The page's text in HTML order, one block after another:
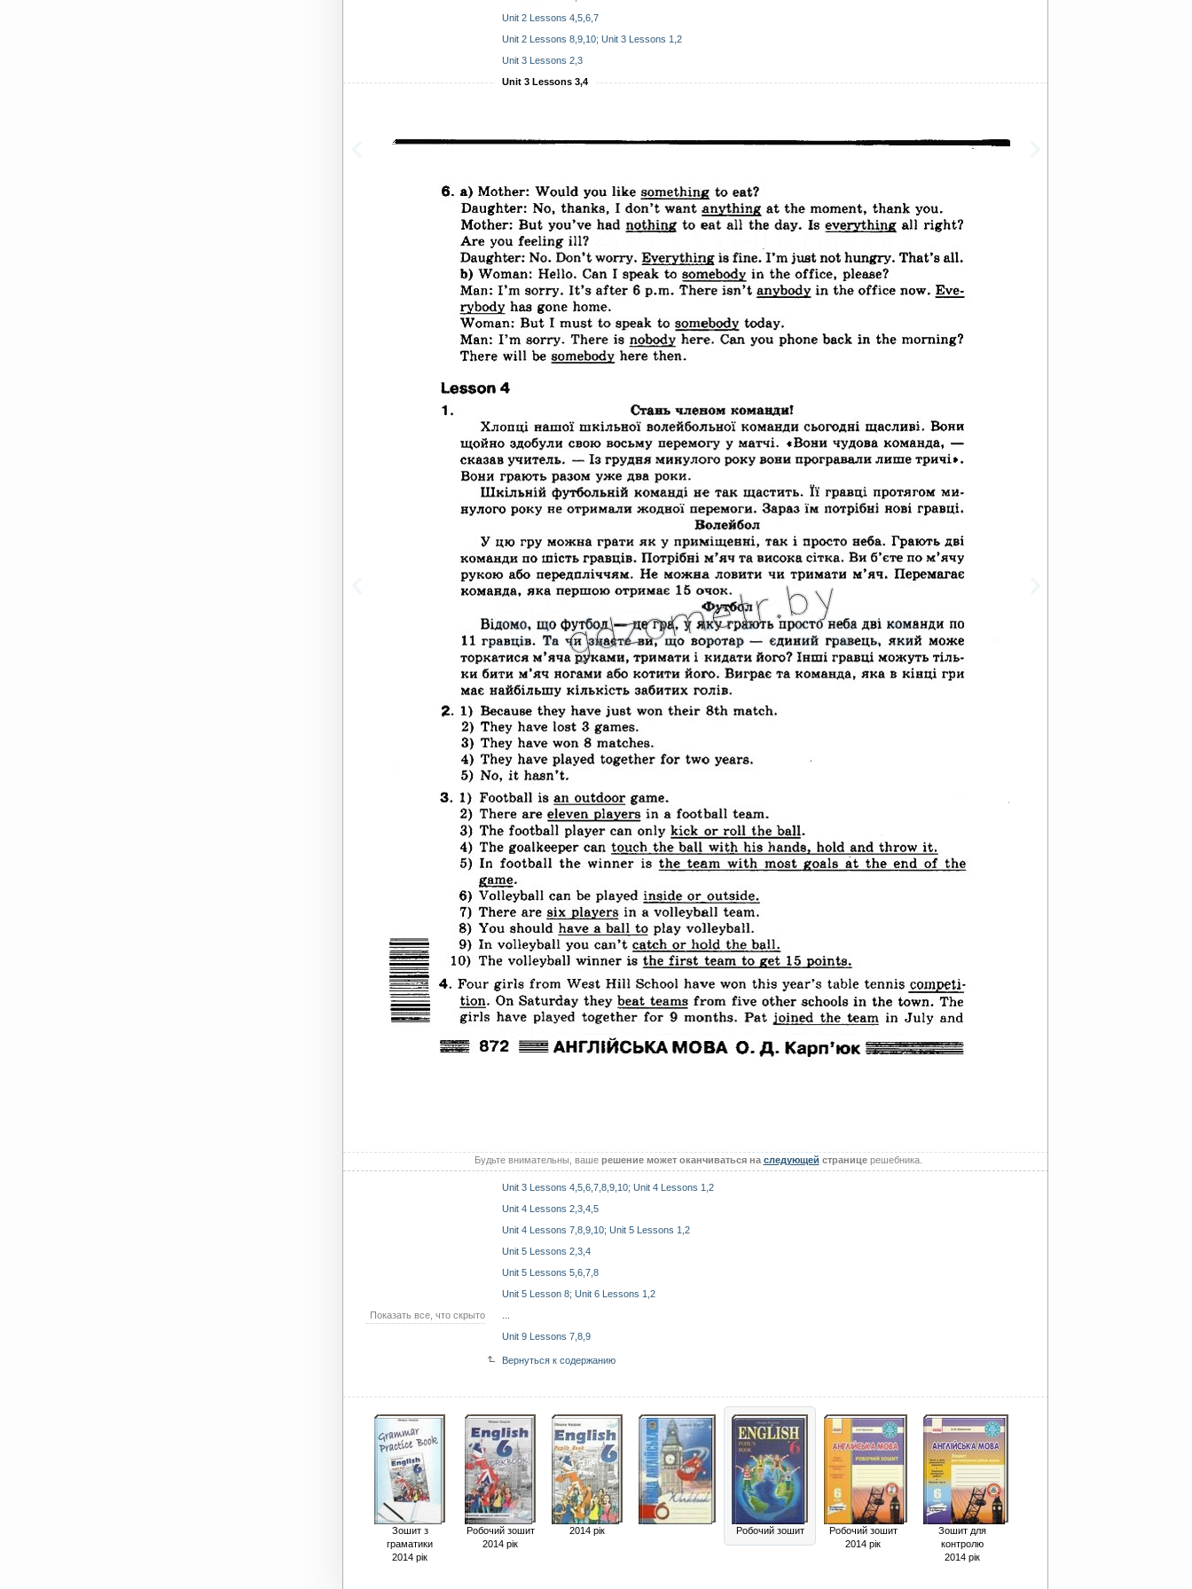
Unit 2 Lessons 4,5,6,7
Unit 2 Lessons 8,9,10; Unit 3 Lessons 1,2
Unit 3 Lessons 2,3
Unit 3 Lessons 3,4
Будьте внимательны, ваше решение может оканчиваться на следующей страницерешебника.
Unit 3 Lessons 4,5,6,7,8,9,10; Unit 4 Lessons 1,2
Unit 4 Lessons 2,3,4,5
Unit 4 Lessons 7,8,9,10; Unit 5 Lessons 1,2
Unit 5 Lessons 2,3,4
Unit 5 Lessons 5,6,7,8
Unit 5 Lesson 8; Unit 6 Lessons 1,2
Показать все, что скрыто
Unit 9 Lessons 7,8,9
Вернуться к содержанию
Зошит з
граматики
2014 рік
Робочий зошит
2014 рік
2014 рік Робочий зошит
Робочий зошит
2014 рік
Зошит для
контролю
2014 рік